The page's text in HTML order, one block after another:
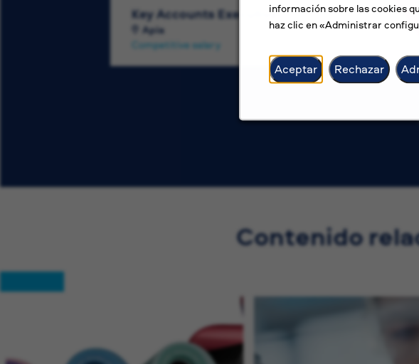
información sobre las cookies
haz clic en «Administrar
Aceptar Rechazar
Key Accounts Executive
Apia
Competitive salary
Contenido